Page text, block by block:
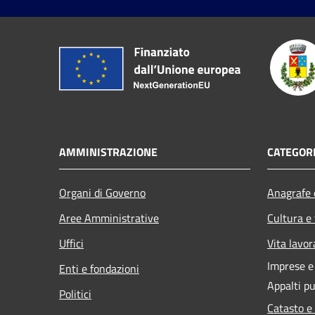
AMMINISTRAZIONE
Organi di Governo
Aree Amministrative
Uffici
Enti e fondazioni
Politici
Cultura
Vita
Imprese
Appalti
Catasto